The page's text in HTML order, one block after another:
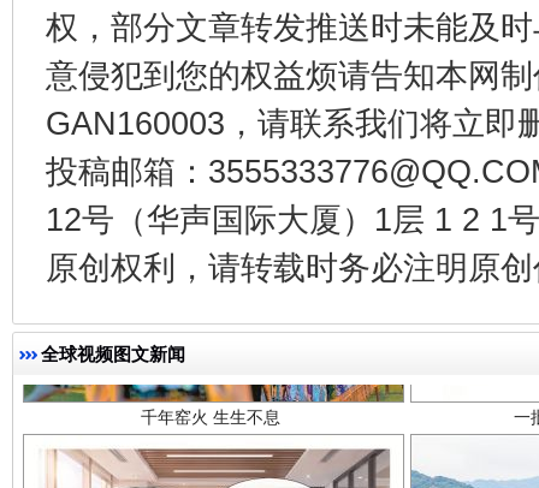
权，部分文章转发推送时未能及
意侵犯到您的权益烦请告知本网
GAN160003，请联系我们将立即
投稿邮箱：
12号（华声国际大厦）1层 1 2 1
原创权利，请转载时务必注明原
全球视频图文新闻
千年窑火 生生不息 一